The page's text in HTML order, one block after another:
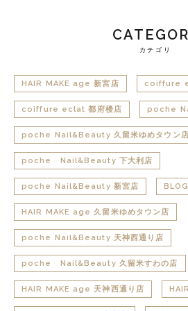
カテゴリ
HAIR MAKE age 新宮店 coiffure
coiffure eclat 都府楼店 poche
poche Nail&Beauty 久留米ゆめタウン店
poche Nail&Beauty 下大利店
poche Nail&Beauty 新宮店 BLOG
HAIR MAKE age 久留米ゆめタウン店
poche Nail&Beauty 天神西通り店
poche Nail&Beauty 久留米すわの店
HAIR MAKE age 天神西通り店